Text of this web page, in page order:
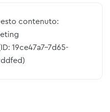
contenuto:
19ce47a7-7d65-